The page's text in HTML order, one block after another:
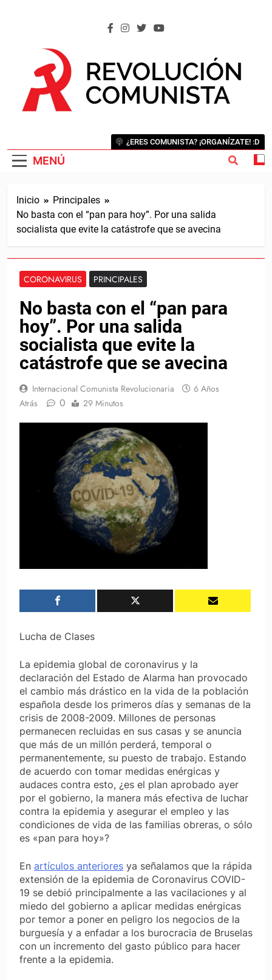
MENÚ
¿ERES COMUNISTA? ¡ORGANÍZATE! :D
Inicio
Principales
No basta con el “pan para hoy”. Por una salida
socialista que evite la catástrofe que se avecina
CORONAVIRUS PRINCIPALES
No basta con el “pan para
hoy”. Por una salida
socialista que evite la
catástrofe que se avecina
Internacional Comunista Revolucionaria
6 Años
Atrás
0 29 Minutos
Lucha de Clases
La epidemia global de coronavirus y la
declaración del Estado de Alarma han provocado
el cambio más drástico en la vida de la población
española desde los primeros días y semanas de la
crisis de 2008-2009. Millones de personas
permanecen recluidas en sus casas y se anuncia
que más de un millón perderá, temporal o
permanentemente, su puesto de trabajo. Estando
de acuerdo con tomar medidas enérgicas y
audaces contra esto, ¿es el plan aprobado ayer
por el gobierno, la manera más efectiva de luchar
contra la epidemia y asegurar el empleo y las
condiciones de vida de las familias obreras, o sólo
es «pan para hoy»?
En artículos anteriores ya señalamos que la rápida
extensión de la epidemia de Coronavirus COVID-
19 se debió principalmente a las vacilaciones y al
miedo del gobierno a aplicar medidas enérgicas
por temor a poner en peligro los negocios de la
burguesía y a enfadar a los burocracia de Bruselas
con un incremento del gasto público para hacer
frente a la epidemia.